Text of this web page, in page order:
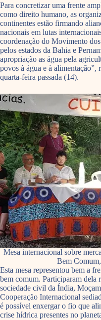
Para concretizar uma frente
como direito humano, as
continentes estão firmando
nacionais em lutas
coordenação do Movimento
pelos estados da Bahia e
apropriação as água pela
povos à água e à alimentação”,
quarta-feira passada (14).
Mesa internacional sobre
Bem
Esta mesa representou bem a
bem comum. Participaram dela
sociedade civil da Índia,
Cooperação Internacional
é possível enxergar o fio que
crise hídrica presentes no